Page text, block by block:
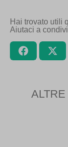
Hai trovato utili
Aiutaci a